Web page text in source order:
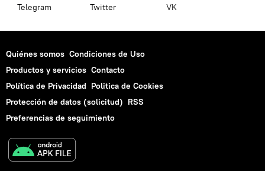
Telegram Twitter VK
Quiénes somos Condiciones de Uso
Productos y servicios Contacto
Política de Privacidad Politica de Cookies
Protección de datos (solicitud) RSS
Preferencias de seguimiento